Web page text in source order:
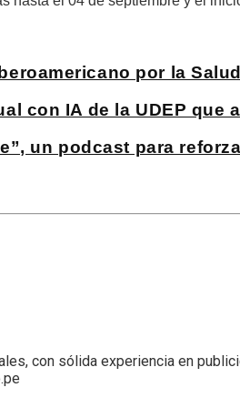
por la
con IA de la UDEP que
un podcast para
con sólida experiencia en